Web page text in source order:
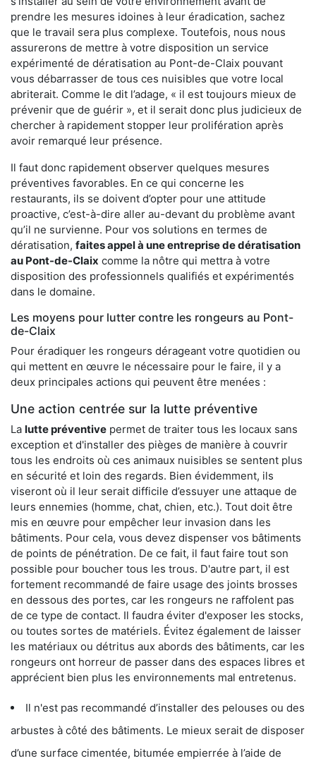
prendre les mesures idoines à leur éradication, sachez
que le travail sera plus complexe. Toutefois, nous nous
assurerons de mettre à votre disposition un service
expérimenté de dératisation au Pont-de-Claix pouvant
vous débarrasser de tous ces nuisibles que votre local
abriterait. Comme le dit l’adage, « il est toujours mieux de
prévenir que de guérir », et il serait donc plus judicieux de
chercher à rapidement stopper leur prolifération après
avoir remarqué leur présence.
Il faut donc rapidement observer quelques mesures
préventives favorables. En ce qui concerne les
restaurants, ils se doivent d’opter pour une attitude
proactive, c’est-à-dire aller au-devant du problème avant
qu’il ne survienne. Pour vos solutions en termes de
dératisation, faites appel à une entreprise de dératisation
au Pont-de-Claix comme la nôtre qui mettra à votre
disposition des professionnels qualifiés et expérimentés
dans le domaine.
Les moyens pour lutter contre les rongeurs au Pont-
de-Claix
Pour éradiquer les rongeurs dérageant votre quotidien ou
qui mettent en œuvre le nécessaire pour le faire, il y a
deux principales actions qui peuvent être menées :
Une action centrée sur la lutte préventive
La lutte préventive permet de traiter tous les locaux sans
exception et d'installer des pièges de manière à couvrir
tous les endroits où ces animaux nuisibles se sentent plus
en sécurité et loin des regards. Bien évidemment, ils
viseront où il leur serait difficile d’essuyer une attaque de
leurs ennemies (homme, chat, chien, etc.). Tout doit être
mis en œuvre pour empêcher leur invasion dans les
bâtiments. Pour cela, vous devez dispenser vos bâtiments
de points de pénétration. De ce fait, il faut faire tout son
possible pour boucher tous les trous. D'autre part, il est
fortement recommandé de faire usage des joints brosses
en dessous des portes, car les rongeurs ne raffolent pas
de ce type de contact. Il faudra éviter d'exposer les stocks,
ou toutes sortes de matériels. Évitez également de laisser
les matériaux ou détritus aux abords des bâtiments, car les
rongeurs ont horreur de passer dans des espaces libres et
apprécient bien plus les environnements mal entretenus.
Il n'est pas recommandé d’installer des pelouses ou des
arbustes à côté des bâtiments. Le mieux serait de disposer
d’une surface cimentée, bitumée empierrée à l’aide de